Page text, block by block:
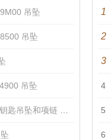
吊坠
吊坠
吊坠
吊坠和项链 吊坠
1
2
3
4
5
6